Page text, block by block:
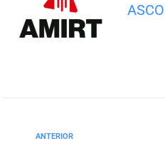
ANTERIOR